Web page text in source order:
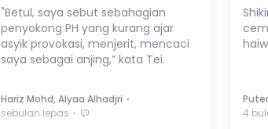
"Betul, saya sebut sebahagian
penyokong PH yang kurang ajar
asyik provokasi, menjerit, mencaci
saya sebagai anjing,” kata Tei.
Hariz Mohd, Alyaa Alhadjri ⋅
sebulan lepas ⋅ 4